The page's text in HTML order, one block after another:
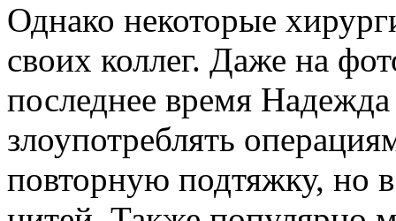
Однако некоторые
своих коллег. Даже на
последнее время
злоупотреблять
повторную подтяжку, но